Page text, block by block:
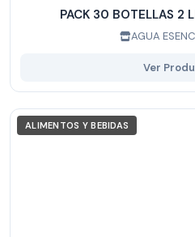
PACK 30 BOTELLAS 2
AGUA
Ver
ALIMENTOS Y BEBIDAS